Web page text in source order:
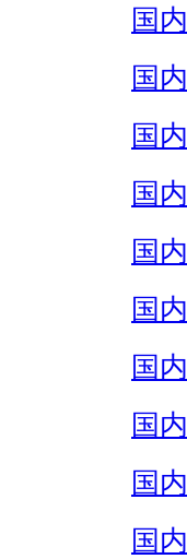
国
国
国
国
国
国
国
国
国
国